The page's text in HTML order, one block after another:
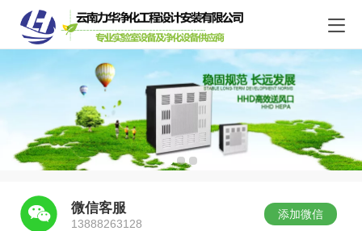
微信客服
13888263128
添加微信